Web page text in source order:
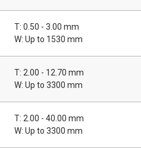
T: 0.50 - 3.00 mm
W: Up to 1530 mm
T: 2.00 - 12.70 mm
W: Up to 3300 mm
T: 2.00 - 40.00 mm
W: Up to 3300 mm